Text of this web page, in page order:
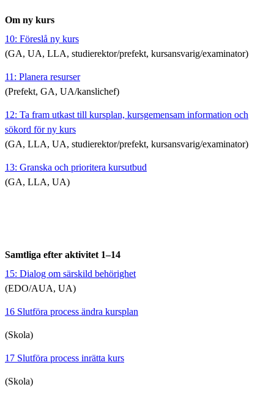
Om ny kurs
10: Föreslå ny kurs
(GA, UA, LLA, studierektor/prefekt, kursansvarig/examinator)
11: Planera resurser
(Prefekt, GA, UA/kanslichef)
12: Ta fram utkast till kursplan, kursgemensam information och
sökord för ny kurs
(GA, LLA, UA, studierektor/prefekt, kursansvarig/examinator)
13: Granska och prioritera kursutbud
(GA, LLA, UA)
Samtliga efter aktivitet 1–14
15: Dialog om särskild behörighet
(EDO/AUA, UA)
16 Slutföra process ändra kursplan
(Skola)
17 Slutföra process inrätta kurs
(Skola)